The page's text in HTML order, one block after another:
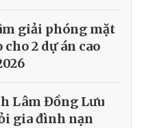
giải phóng mặt
2 dự án cao
Lâm Đồng Lưu
gia đình nạn